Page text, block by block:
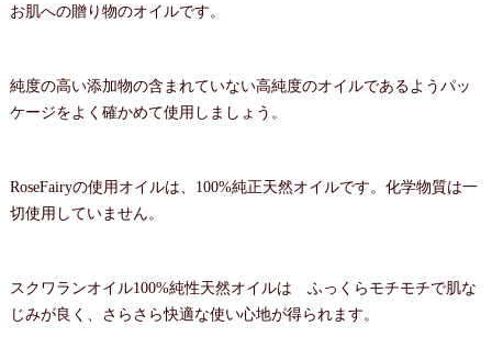
お肌への贈り物のオイルです。
純度の高い添加物の含まれていない高純度のオイルであるようパッ
ケージをよく確かめて使用しましょう。
RoseFairyの使用オイルは、100%純正天然オイルです。化学物質は一
切使用していません。
スクワランオイル100%純性天然オイルは ふっくらモチモチで肌な
じみが良く、さらさら快適な使い心地が得られます。